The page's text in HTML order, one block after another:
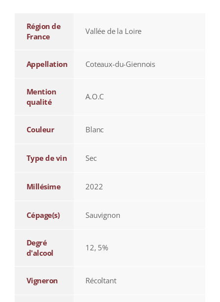
Région de
France
Vallée de la Loire
Appellation Coteaux-du-Giennois
Mention
qualité
A.O.C
Couleur Blanc
Type de vin Sec
Millésime 2022
Cépage(s) Sauvignon
Degré
d'alcool
12, 5%
Vigneron Récoltant